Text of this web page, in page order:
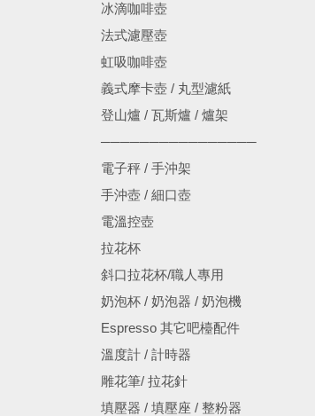
冰滴咖啡壺
法式濾壓壺
虹吸咖啡壺
義式摩卡壺 / 丸型濾紙
登山爐 / 瓦斯爐 / 爐架
────────────────
電子秤 / 手沖架
手沖壺 / 細口壺
電溫控壺
拉花杯
斜口拉花杯/職人專用
奶泡杯 / 奶泡器 / 奶泡機
Espresso 其它吧檯配件
溫度計 / 計時器
雕花筆/ 拉花針
填壓器 / 填壓座 / 整粉器